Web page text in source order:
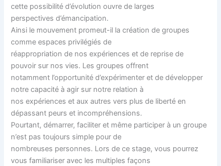
cette possibilité d’évolution ouvre de larges
perspectives d’émancipation.
Ainsi le mouvement promeut-il la création de groupes
comme espaces privilégiés de
réappropriation de nos expériences et de reprise de
pouvoir sur nos vies. Les groupes offrent
notamment l’opportunité d’expérimenter et de développer
notre capacité à agir sur notre relation à
nos expériences et aux autres vers plus de liberté en
dépassant peurs et incompréhensions.
Pourtant, démarrer, faciliter et même participer à un groupe
n’est pas toujours simple pour de
nombreuses personnes. Lors de ce stage, vous pourrez
vous familiariser avec les multiples façons